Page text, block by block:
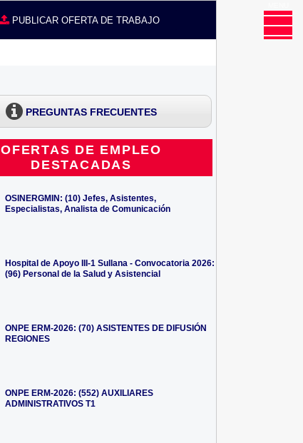
PUBLICAR OFERTA DE TRABAJO
PREGUNTAS FRECUENTES
OFERTAS DE EMPLEO
DESTACADAS
OSINERGMIN: (10) Jefes, Asistentes,
Especialistas, Analista de Comunicación
Hospital de Apoyo III-1 Sullana - Convocatoria 2026:
(96) Personal de la Salud y Asistencial
ONPE ERM-2026: (70) ASISTENTES DE DIFUSIÓN
REGIONES
ONPE ERM-2026: (552) AUXILIARES
ADMINISTRATIVOS T1